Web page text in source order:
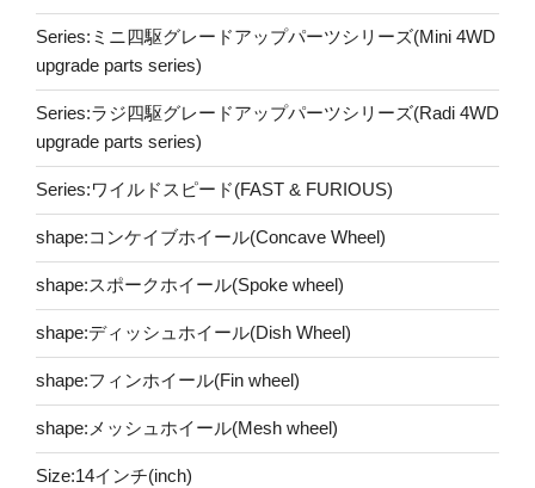
Series:ミニ四駆グレードアップパーツシリーズ(Mini 4WD
upgrade parts series)
Series:ラジ四駆グレードアップパーツシリーズ(Radi 4WD
upgrade parts series)
Series:ワイルドスピード(FAST & FURIOUS)
shape:コンケイブホイール(Concave Wheel)
shape:スポークホイール(Spoke wheel)
shape:ディッシュホイール(Dish Wheel)
shape:フィンホイール(Fin wheel)
shape:メッシュホイール(Mesh wheel)
Size:14インチ(inch)